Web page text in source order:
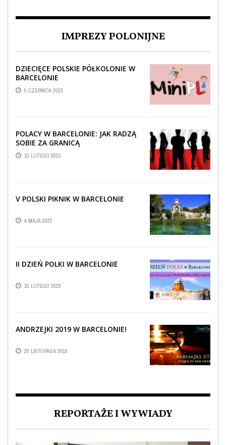
IMPREZY POLONIJNE
DZIECIĘCE POLSKIE PÓŁKOLONIE W
BARCELONIE
5 CZERWCA 2023
POLACY W BARCELONIE: JAK RADZĄ
SOBIE ZA GRANICĄ
10 LUTEGO 2023
V POLSKI PIKNIK W BARCELONIE
4 MAJA 2022
II DZIEŃ POLKI W BARCELONIE
15 LUTEGO 2020
ANDRZEJKI 2019 W BARCELONIE!
29 LISTOPADA 2019
REPORTAŻE I WYWIADY